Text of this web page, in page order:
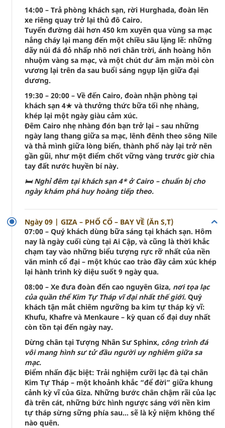
14:00 – Trả phòng khách sạn, rời Hurghada, đoàn lên
xe riêng quay trở lại thủ đô Cairo.
Tuyến đường dài hơn 450 km xuyên qua vùng sa mạc
nắng cháy lại mang đến một chiều sâu lặng lẽ: những
dãy núi đá đỏ nhấp nhô nơi chân trời, ánh hoàng hôn
nhuộm vàng sa mạc, và một chút dư âm mặn mòi còn
vương lại trên da sau buổi sáng ngụp lặn giữa đại
dương.
19:30 – 20:00 – Về đến Cairo, đoàn nhận phòng tại
khách sạn 4★ và thưởng thức bữa tối nhẹ nhàng,
khép lại một ngày giàu cảm xúc.
Đêm Cairo nhẹ nhàng đón bạn trở lại – sau những
ngày lang thang giữa sa mạc, lênh đênh theo sông Nile
và thả mình giữa lòng biển, thành phố này lại trở nên
gần gũi, như một điểm chốt vững vàng trước giờ chia
tay đất nước huyền bí này.
🛏 Nghỉ đêm tại khách sạn 4* ở Cairo – chuẩn bị cho
ngày khám phá huy hoàng tiếp theo.
Ngày 09 | GIZA – PHỐ CỔ – BAY VỀ (Ăn S,T)
07:00 – Quý khách dùng bữa sáng tại khách sạn. Hôm
nay là ngày cuối cùng tại Ai Cập, và cũng là thời khắc
chạm tay vào những biểu tượng rực rỡ nhất của nền
văn minh cổ đại – một khúc cao trào đầy cảm xúc khép
lại hành trình kỳ diệu suốt 9 ngày qua.
08:00 – Xe đưa đoàn đến cao nguyên Giza, nơi tọa lạc
của quần thể Kim Tự Tháp vĩ đại nhất thế giới. Quý
khách tận mắt chiêm ngưỡng ba kim tự tháp kỳ vĩ:
Khufu, Khafre và Menkaure – kỳ quan cổ đại duy nhất
còn tồn tại đến ngày nay.
Dừng chân tại Tượng Nhân Sư Sphinx, công trình đá
vôi mang hình sư tử đầu người uy nghiêm giữa sa
mạc.
Điểm nhấn đặc biệt: Trải nghiệm cưỡi lạc đà tại chân
Kim Tự Tháp – một khoảnh khắc “để đời” giữa khung
cảnh kỳ vĩ của Giza. Những bước chân chậm rãi của lạc
đà trên cát, những bức hình ngược sáng với nền kim
tự tháp sừng sững phía sau… sẽ là kỷ niệm không thể
nào quên.